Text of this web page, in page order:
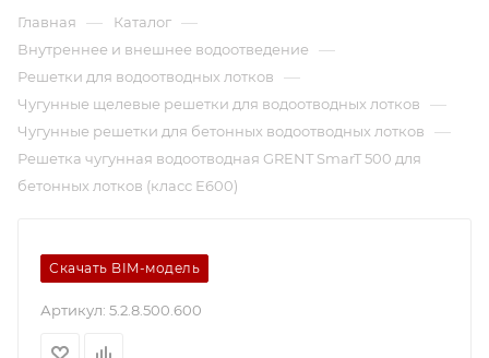
Главная — Каталог —
Внутреннее и внешнее водоотведение —
Решетки для водоотводных лотков —
Чугунные щелевые решетки для водоотводных лотков —
Чугунные решетки для бетонных водоотводных лотков —
Решетка чугунная водоотводная GRENT SmarT 500 для
бетонных лотков (класс E600)
Скачать BIM-модель
Артикул: 5.2.8.500.600